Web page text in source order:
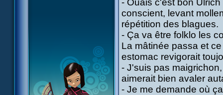
- Ouais c'est bon
conscient, levant
répétition des blagues.
- Ça va être folklo les
La mâtinée passa et
estomac revigorait
- J'suis pas
aimerait bien avaler
- Je me demande où